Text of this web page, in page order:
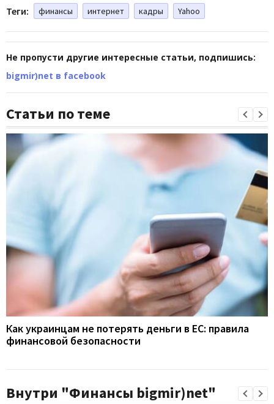
Теги: финансы интернет кадры Yahoo
Не пропусти другие интересные статьи, подпишись:
bigmir)net в facebook
Статьи по теме
Как украинцам не потерять деньги в ЕС: правила
финансовой безопасности
Внутри "Финансы bigmir)net"